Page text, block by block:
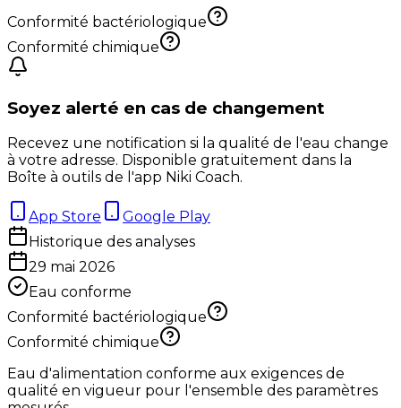
Conformité bactériologique
Conformité chimique
Soyez alerté en cas de changement
Recevez une notification si la qualité de l'eau change
à votre adresse. Disponible gratuitement dans la
Boîte à outils de l'app Niki Coach.
App Store
Google Play
Historique des analyses
29 mai 2026
Eau conforme
Conformité bactériologique
Conformité chimique
Eau d'alimentation conforme aux exigences de
qualité en vigueur pour l'ensemble des paramètres